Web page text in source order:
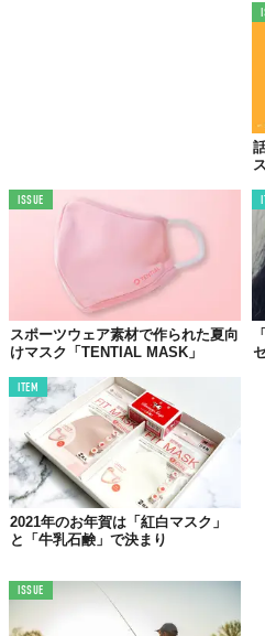
01. adidas（アディダス）の
欧米などで5月から販売されていた
「adidas FACE COVER（アディダ
未使用のプラスチックを含まない
気性がよく快適なつけ心地に、シ
ISSUE
スポーツウェア素材で作られた夏向
けマスク「TENTIAL MASK」
ITEM
2021年のお年賀は「紅白マスク」
と「牛乳石鹸」で決まり
ISSUE